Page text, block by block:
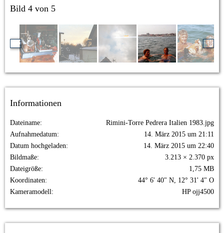
Bild 4 von 5
Informationen
Dateiname
Rimini-Torre Pedrera Italien 1983.jpg
Aufnahmedatum
14. März 2015 um 21:11
Datum hochgeladen
14. März 2015 um 22:40
Bildmaße
3.213 × 2.370 px
Dateigröße
1,75 MB
Koordinaten
44° 6' 40" N, 12° 31' 4" O
Kameramodell
HP ojj4500